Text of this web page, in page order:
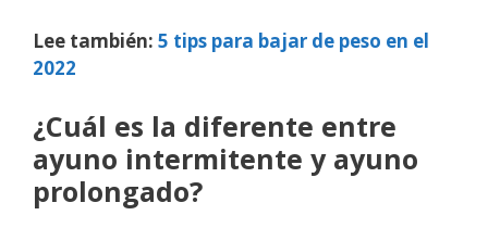
Lee también: 5 tips para bajar de peso en el
2022
¿Cuál es la diferente entre
ayuno intermitente y ayuno
prolongado?